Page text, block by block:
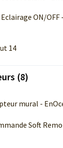
ON/OFF
14
(8)
mural -
Soft